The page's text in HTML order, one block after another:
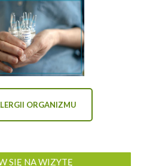
ORGANIZMU
SIĘ NA WIZYTĘ